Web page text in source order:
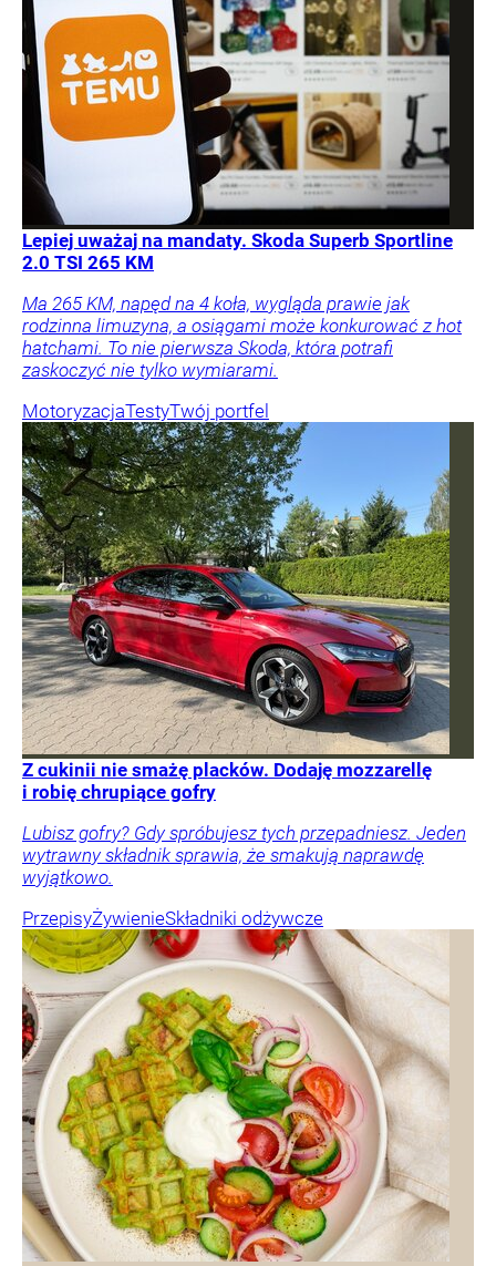
Lepiej uważaj na mandaty. Skoda Superb Sportline
2.0 TSI 265 KM
Ma 265 KM, napęd na 4 koła, wygląda prawie jak
rodzinna limuzyna, a osiągami może konkurować z hot
hatchami. To nie pierwsza Skoda, która potrafi
zaskoczyć nie tylko wymiarami.
MotoryzacjaTestyTwój portfel
Z cukinii nie smażę placków. Dodaję mozzarellę
i robię chrupiące gofry
Lubisz gofry? Gdy spróbujesz tych przepadniesz. Jeden
wytrawny składnik sprawia, że smakują naprawdę
wyjątkowo.
PrzepisyŻywienieSkładniki odżywcze